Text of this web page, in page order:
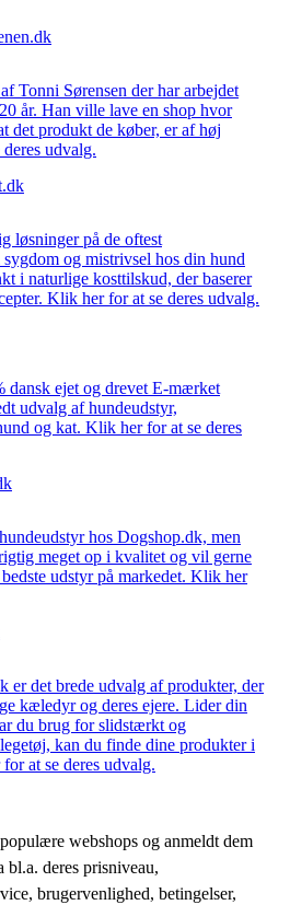
Tonni Sørensen der har arbejdet
år. Han ville lave en shop hvor
det produkt de køber, er af høj
udvalg.
løsninger på de oftest
og mistrivsel hos din hund
i naturlige kosttilskud, der baserer
Klik her for at se deres udvalg.
dansk ejet og drevet E-mærket
udvalg af hundeudstyr,
og kat. Klik her for at se deres
hos Dogshop.dk, men
meget op i kvalitet og vil gerne
udstyr på markedet. Klik her
er det brede udvalg af produkter, der
kæledyr og deres ejere. Lider din
du brug for slidstærkt og
kan du finde dine produkter i
at se deres udvalg.
webshops og anmeldt dem
deres prisniveau,
brugervenlighed, betingelser,